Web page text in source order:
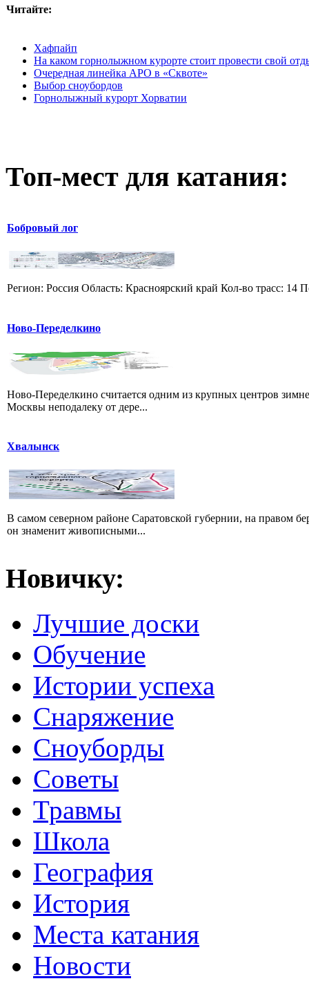
Читайте:
Хафпайп
На каком горнолыжном курорте стоит провести свой
Очередная линейка APO в «Сквоте»
Выбор сноубордов
Горнолыжный курорт Хорватии
Топ-мест для катания:
Бобровый лог
Регион: Россия Область: Красноярский край Кол-во трасс:
Ново-Переделкино
Ново-Переделкино считается одним из крупных центров
Москвы неподалеку от дере...
Хвалынск
В самом северном районе Саратовской губернии, на правом
он знаменит живописными...
Новичку:
Лучшие доски
Обучение
Истории успеха
Снаряжение
Сноуборды
Советы
Травмы
Школа
География
История
Места катания
Новости